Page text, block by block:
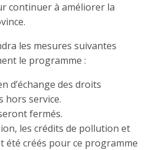
continuer à améliorer la
les mesures suivantes
le programme :
d’échange des droits
hors service.
fermés.
les crédits de pollution et
été créés pour ce programme